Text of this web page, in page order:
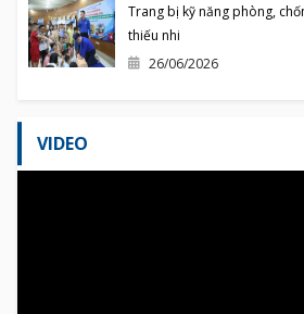
Trang bị kỹ năng phòng,
thiếu nhi
26/06/2026
VIDEO